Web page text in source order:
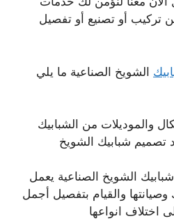
تركيب أو تصنيع أو تفصيل
الشويخ الصناعية ما يلي
والموديلات من الشبابيك
تصميم شبابيك الشويخ
الشويخ الصناعية يعمل
والقيام بتفصيل أجمل
اختلاف انواعها